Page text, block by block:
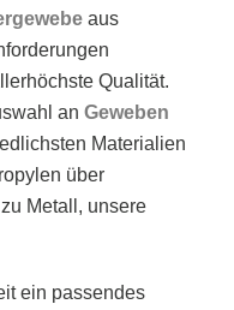
aus
Qualität.
an Geweben
Materialien
über
Metall, unsere
ein passendes